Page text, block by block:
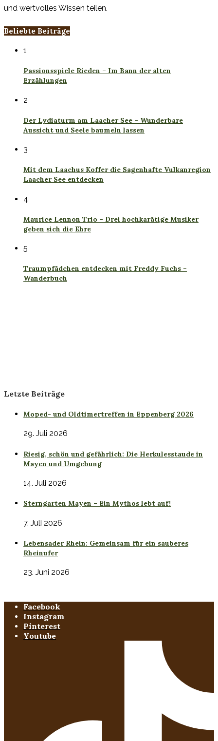
und wertvolles Wissen teilen.
Beliebte Beiträge
1
Passionsspiele Rieden – Im Bann der alten
Erzählungen
2
Der Lydiaturm am Laacher See – Wunderbare
Aussicht und Seele baumeln lassen
3
Mit dem Laachus Koffer die Sagenhafte Vulkanregion
Laacher See entdecken
4
Maurice Lennon Trio – Drei hochkarätige Musiker
geben sich die Ehre
5
Traumpfädchen entdecken mit Freddy Fuchs –
Wanderbuch
Letzte Beiträge
Moped- und Oldtimertreffen in Eppenberg 2026
29. Juli 2026
Riesig, schön und gefährlich: Die Herkulesstaude in
Mayen und Umgebung
14. Juli 2026
Sterngarten Mayen – Ein Mythos lebt auf!
7. Juli 2026
Lebensader Rhein: Gemeinsam für ein sauberes
Rheinufer
23. Juni 2026
Facebook
Instagram
Pinterest
Youtube